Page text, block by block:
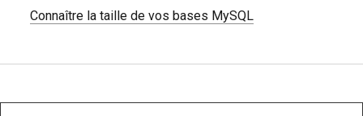
Connaître la taille de vos bases MySQL